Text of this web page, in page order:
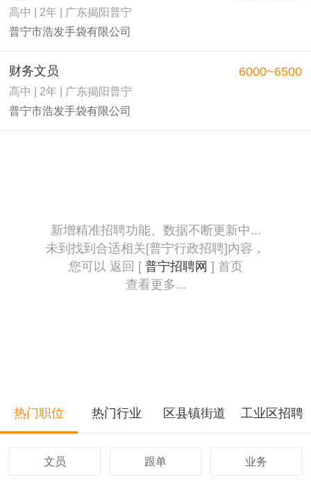
高中 | 2年 | 广东揭阳普宁
普宁市浩发手袋有限公司
财务文员
高中 | 2年 | 广东揭阳普宁
普宁市浩发手袋有限公司
6000~6500
新增精准招聘功能、数据不断更新中...
未到找到合适相关[普宁行政招聘]内容，
您可以 返回 [ 普宁招聘网 ] 首页
查看更多...
热门职位 热门行业 区县镇街道 工业区招聘
文员 跟单 业务